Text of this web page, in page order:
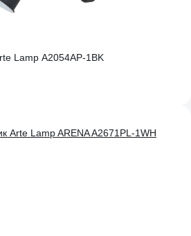
Lamp A2054AP-1BK